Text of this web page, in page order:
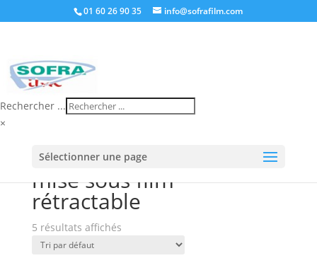
01 60 26 90 35 info@sofrafilm.com
Rechercher ...
×
Sélectionner une page
film rétractable”
mise sous film
rétractable
5 résultats affichés